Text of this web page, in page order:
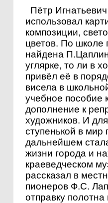
Пётр
использовал
композиции,
цветов. По школе
найдена
углярке, то ли в
привёл её в
висела в
учебное пособие
дополнение к
художников. И
ступенькой в мир
дальнейшем
жизни города и
краеведческом
рассказал в
пионеров Ф.С.
отправку